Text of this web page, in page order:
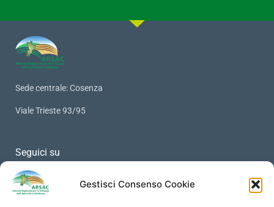
Gestisci Consenso Cookie
Sede centrale: Cosenza
Viale Trieste 93/95
Seguici su